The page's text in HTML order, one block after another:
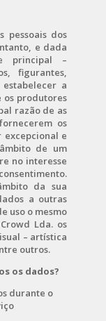
pessoais dos
e dada
principal –
figurantes,
a
os produtores
razão de as
os
excepcional e
de um
no interesse
da sua
a outras
uso o mesmo
Lda. os
– artística
outros.
os dados?
durante o